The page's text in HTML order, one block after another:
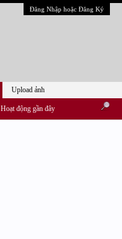
Đăng Nhập hoặc Đăng Ký
Hoạt động gần đây
Upload ảnh